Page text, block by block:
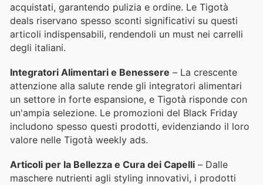
acquistati, garantendo pulizia e ordine. Le Tigotà
deals riservano spesso sconti significativi su questi
articoli indispensabili, rendendoli un must nei carrelli
degli italiani.
Integratori Alimentari e Benessere – La crescente
attenzione alla salute rende gli integratori alimentari
un settore in forte espansione, e Tigotà risponde con
un'ampia selezione. Le promozioni del Black Friday
includono spesso questi prodotti, evidenziando il loro
valore nelle Tigotà weekly ads.
Articoli per la Bellezza e Cura dei Capelli – Dalle
maschere nutrienti agli styling innovativi, i prodotti